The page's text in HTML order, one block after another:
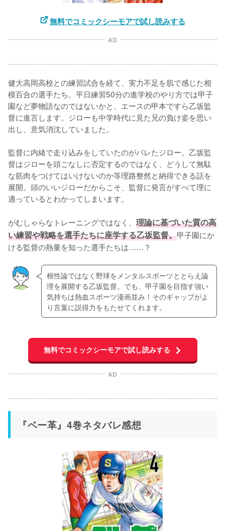
無料でコミックシーモアで試し読みする
AD
健大高岡高校との練習試合を経て、実力不足を肌で感じた相
模百合の選手たち。平日練習50分の進学校のやり方では甲子
園など夢物語なのではないかと、エースの甲本ですら乙坂監
督に進言します。ジローも中学時代に見た兄の負け姿を思い
出し、意気消沈していました。
監督に内緒で走り込みをしていたのがバレたジロー。乙坂監
督はジローを頭ごなしに否定するのではなく、どうして無駄
な筋肉をつけてはいけないのか等理路整然と納得できる話を
展開。頭のいいジローだからこそ、監督に発言がすべて理に
適っているとわかってしまいます。
がむしゃらなトレーニングではなく、 理論に基づいた質の高
い練習や戦略を選手たちに座学する乙坂監督。甲子園にか
ける監督の熱量を知った選手たちは……？
根性論ではなく野球をメンタルスポーツととらえ論
理を展開する乙坂監督。でも、甲子園を目指す強い
気持ちは熱血スポーツ漫画並み！そのギャップがよ
り言葉に説得力をもたせてくれます。
無料でコミックシーモアで試し読みする
AD
『ベー革』4巻ネタバレ感想